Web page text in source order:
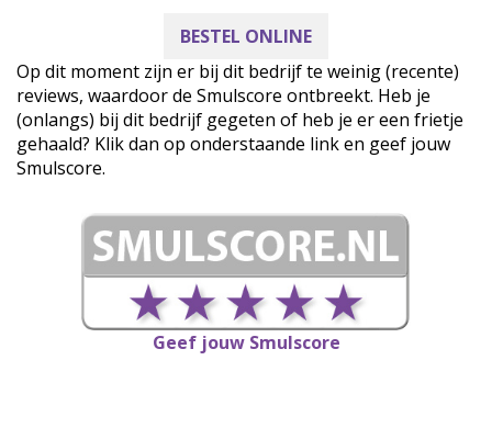
BESTEL ONLINE
Op dit moment zijn er bij dit bedrijf te weinig (recente)
reviews, waardoor de Smulscore ontbreekt. Heb je
(onlangs) bij dit bedrijf gegeten of heb je er een frietje
gehaald? Klik dan op onderstaande link en geef jouw
Smulscore.
Geef jouw Smulscore